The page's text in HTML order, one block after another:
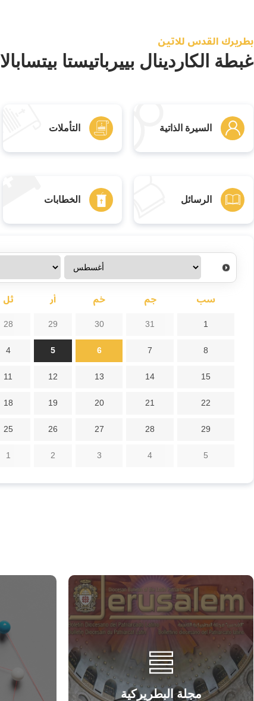
بطريرك القدس للاتين
غبطة الكاردينال بييرباتيستا بيتسابالا
السيرة الذاتية التأملات
الرسائل الخطابات
ثل أر خم جم
سب
28 29 30 31
1
4 5 6 7
8
11 12 13 14
15
18 19 20 21
22
25 26 27 28
29
1 2 3 4 5
مجلة البطريركية